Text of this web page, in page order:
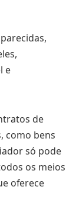
e
de
como bens
só pode
os meios
oferece